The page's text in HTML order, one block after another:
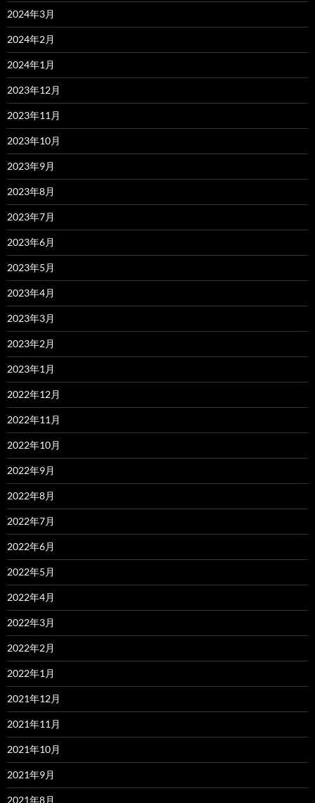
2024年3月
2024年2月
2024年1月
2023年12月
2023年11月
2023年10月
2023年9月
2023年8月
2023年7月
2023年6月
2023年5月
2023年4月
2023年3月
2023年2月
2023年1月
2022年12月
2022年11月
2022年10月
2022年9月
2022年8月
2022年7月
2022年6月
2022年5月
2022年4月
2022年3月
2022年2月
2022年1月
2021年12月
2021年11月
2021年10月
2021年9月
2021年8月